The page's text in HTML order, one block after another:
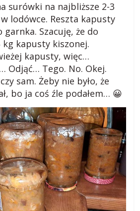
surówki na najbliższe 2-3
lodówce. Reszta kapusty
garnka. Szacuję, że do
kg kapusty kiszonej.
kapusty, więc…
Odjąć… Tego. No. Okej.
sam. Żeby nie było, że
bo ja coś źle podałem… 😀